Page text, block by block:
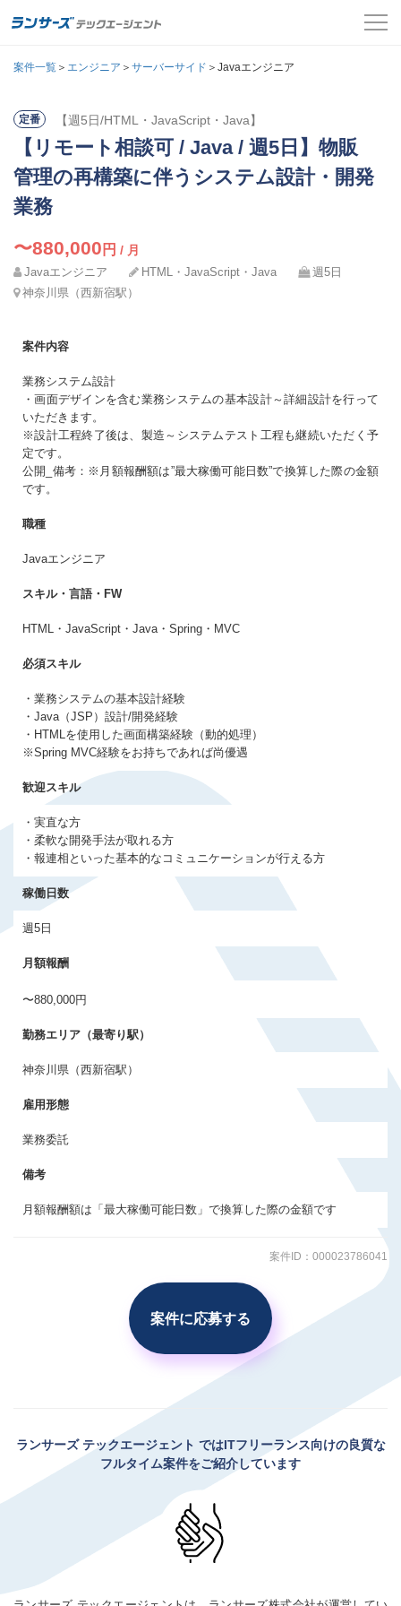
案件一覧
お役立ちコンテンツ
よくある質問
案件一覧 ＞ エンジニア ＞ サーバーサイド ＞Javaエンジニア
定番 【週5日/HTML・JavaScript・Java】
【リモート相談可 / Java / 週5日】物販
管理の再構築に伴うシステム設計・開発
業務
〜880,000 円 / 月
Javaエンジニア HTML・JavaScript・Java
週5日
神奈川県（西新宿駅）
案件内容
業務システム設計
・画面デザインを含む業務システムの基本設計～詳細設計を行って
いただきます。
※設計工程終了後は、製造～システムテスト工程も継続いただく予
定です。
公開_備考：※月額報酬額は”最大稼働可能日数”で換算した際の金額
です。
職種
Javaエンジニア
スキル・言語・FW
HTML・JavaScript・Java・Spring・MVC
必須スキル
・業務システムの基本設計経験
・Java（JSP）設計/開発経験
・HTMLを使用した画面構築経験（動的処理）
※Spring MVC経験をお持ちであれば尚優遇
歓迎スキル
・実直な方
・柔軟な開発手法が取れる方
・報連相といった基本的なコミュニケーションが行える方
稼働日数
週5日
月額報酬
〜880,000円
勤務エリア（最寄り駅）
神奈川県（西新宿駅）
雇用形態
業務委託
備考
月額報酬額は「最大稼働可能日数」で換算した際の金額です
案件ID：000023786041
案件に応募する
メールアドレス
パスワードを忘れた方はこちら
氏名 必須
カナ
メールアドレス 必須
電話番号
生年月日
パスワード
同意事項
プライバシーポリシー・個人情報の取扱い
すでに登録済みの方はログイン
ランサーズ テックエージェント ではITフリーランス向けの良質な
フルタイム案件をご紹介しています